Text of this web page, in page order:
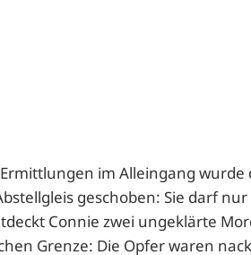
im Alleingang wurde
geschoben: Sie darf
Connie zwei ungeklärte
Grenze: Die Opfer waren